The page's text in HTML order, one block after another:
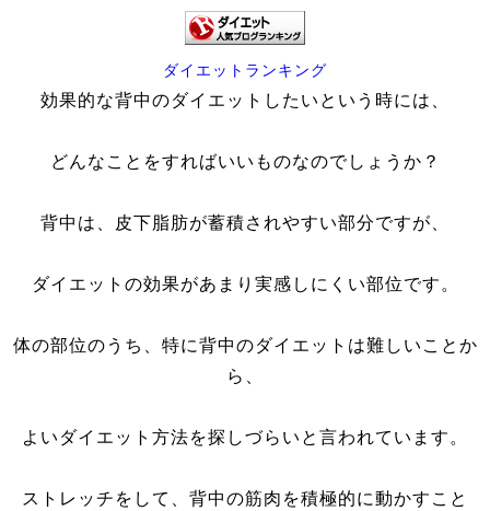
ダイエットランキング
効果的な背中のダイエットしたいという時には、
どんなことをすればいいものなのでしょうか？
背中は、皮下脂肪が蓄積されやすい部分ですが、
ダイエットの効果があまり実感しにくい部位です。
体の部位のうち、特に背中のダイエットは難しいことか
ら、
よいダイエット方法を探しづらいと言われています。
ストレッチをして、背中の筋肉を積極的に動かすこと